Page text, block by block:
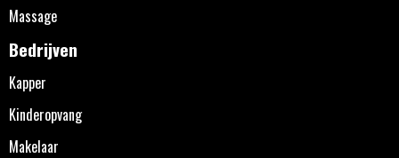
Massage
Bedrijven
Kapper
Kinderopvang
Makelaar